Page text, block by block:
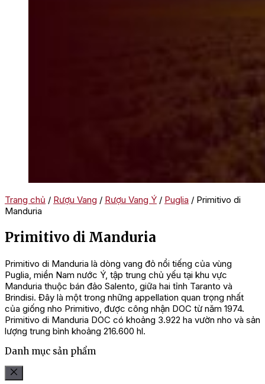
Trang chủ / Rượu Vang / Rượu Vang Ý / Puglia / Primitivo di
Manduria
Primitivo di Manduria
Primitivo di Manduria là dòng vang đỏ nổi tiếng của vùng
Puglia, miền Nam nước Ý, tập trung chủ yếu tại khu vực
Manduria thuộc bán đảo Salento, giữa hai tỉnh Taranto và
Brindisi. Đây là một trong những appellation quan trọng nhất
của giống nho Primitivo, được công nhận DOC từ năm 1974.
Primitivo di Manduria DOC có khoảng 3.922 ha vườn nho và sản
lượng trung bình khoảng 216.600 hl.
Danh mục sản phẩm